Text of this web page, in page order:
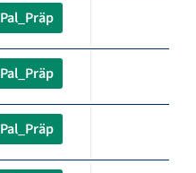
Pal_Präp
Pal_Präp
Pal_Präp